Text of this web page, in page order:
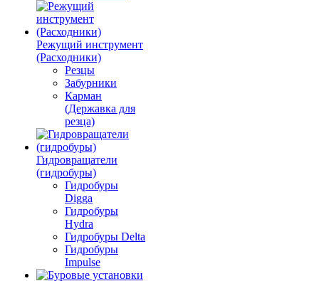
Режущий инструмент
(Расходники)
Резцы
Забурники
Карман
(Державка для
резца)
Гидровращатели
(гидробуры)
Гидробуры
Digga
Гидробуры
Hydra
Гидробуры Delta
Гидробуры
Impulse